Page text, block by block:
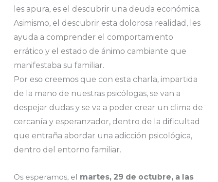
les apura, es el descubrir una deuda económica.
Asimismo, el descubrir esta dolorosa realidad, les
ayuda a comprender el comportamiento
errático y el estado de ánimo cambiante que
manifestaba su familiar.
Por eso creemos que con esta charla, impartida
de la mano de nuestras psicólogas, se van a
despejar dudas y se va a poder crear un clima de
cercanía y esperanzador, dentro de la dificultad
que entraña abordar una adicción psicológica,
dentro del entorno familiar.
Os esperamos, el martes, 29 de octubre, a las